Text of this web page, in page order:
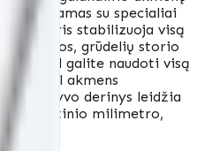
derinamas su specialiai
kuris stabilizuoja visą
grūdelių storio
todėl galite naudoti visą
dėl akmens
abrazyvo derinys leidžia
paskutinio milimetro,